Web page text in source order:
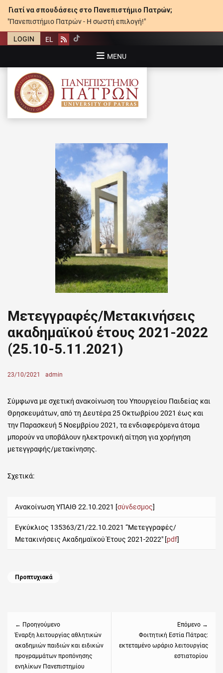
Γιατί να σπουδάσεις στο Πανεπιστήμιο Πατρών;
"Πανεπιστήμιο Πατρών - Η σωστή επιλογή!"
LOGIN EL Rss
MENU
ΠΑΝΕΠΙΣΤΉΜΙΟ ΠΑΤΡΏΝ
Μετεγγραφές/Μετακινήσεις
ακαδημαϊκού έτους 2021-2022
(25.10-5.11.2021)
Posted
23/10/2021 Author
admin
Σύμφωνα με σχετική ανακοίνωση του Υπουργείου Παιδείας και
Θρησκευμάτων, από τη Δευτέρα 25 Οκτωβρίου 2021 έως και
την Παρασκευή 5 Νοεμβρίου 2021, τα ενδιαφερόμενα άτομα
μπορούν να υποβάλουν ηλεκτρονική αίτηση για χορήγηση
μετεγγραφής/μετακίνησης.
Σχετικά:
Ανακοίνωση ΥΠΑΙΘ 22.10.2021 [σύνδεσμος]
Εγκύκλιος 135363/Ζ1/22.10.2021 “Μετεγγραφές/
Μετακινήσεις Ακαδημαϊκού Έτους 2021-2022″ [pdf]
Categories
Προπτυχιακά
← Προηγούμενο
Previous
post:
Έναρξη λειτουργίας αθλητικών
ακαδημιών παιδιών και ειδικών
προγραμμάτων προπόνησης
ενηλίκων Πανεπιστημίου
Επόμενο →
post:
Φοιτητική Εστία Πάτρας:
εκτεταμένο ωράριο λειτουργίας
εστιατορίου